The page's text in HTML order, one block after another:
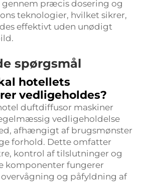
gennem præcis dosering og
teknologier, hvilket sikrer,
effektivt uden unødigt
spørgsmål
hotellets
vedligeholdes?
duftdiffusor maskiner
vedligeholdelse
afhængigt af brugsmønster
forhold. Dette omfatter
kontrol af tilslutninger og
komponenter fungerer
og påfyldning af